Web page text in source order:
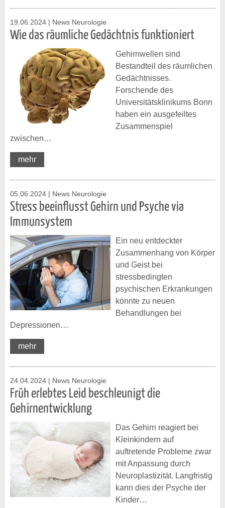
19.06.2024 | News Neurologie
Wie das räumliche Gedächtnis funktioniert
Gehirnwellen sind
Bestandteil des räumlichen
Gedächtnisses.
Forschende des
Universitätsklinikums Bonn
haben ein ausgefeiltes
Zusammenspiel
zwischen…
mehr
05.06.2024 | News Neurologie
Stress beeinflusst Gehirn und Psyche via
Immunsystem
Ein neu entdeckter
Zusammenhang von Körper
und Geist bei
stressbedingten
psychischen Erkrankungen
könnte zu neuen
Behandlungen bei
Depressionen…
mehr
24.04.2024 | News Neurologie
Früh erlebtes Leid beschleunigt die
Gehirnentwicklung
Das Gehirn reagiert bei
Kleinkindern auf
auftretende Probleme zwar
mit Anpassung durch
Neuroplastizität. Langfristig
kann dies der Psyche der
Kinder…